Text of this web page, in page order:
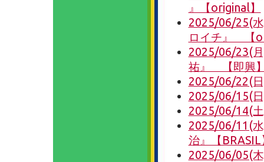
』【original】
2025/06/25(
ロイチ』 【
2025/06/23(
祐』 【即興
2025/06/22(
2025/06/15(
2025/06/14(
2025/06/11(
治』【BRASIL
2025/06/05(